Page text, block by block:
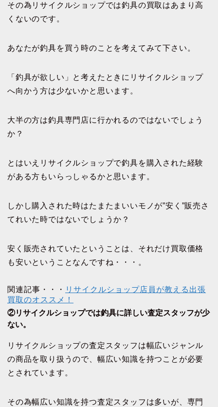
その為リサイクルショップでは釣具の買取はあまり高
くないのです。
あなたが釣具を買う時のことを考えてみて下さい。
「釣具が欲しい」と考えたときにリサイクルショップ
へ向かう方は少ないかと思います。
大半の方は釣具専門店に行かれるのではないでしょう
か？
とはいえリサイクルショップで釣具を購入された経験
がある方もいらっしゃるかと思います。
しかし購入された時はたまたまいいモノが”安く”販売さ
てれいた時ではないでしょうか？
安く販売されていたということは、それだけ買取価格
も安いということなんですね・・・。
関連記事・・・ リサイクルショップ店員が教える出張
買取のオススメ！
②リサイクルショップでは釣具に詳しい査定スタッフが少
ない。
リサイクルショップの査定スタッフは幅広いジャンル
の商品を取り扱うので、幅広い知識を持つことが必要
とされています。
その為幅広い知識を持つ査定スタッフは多いが、専門